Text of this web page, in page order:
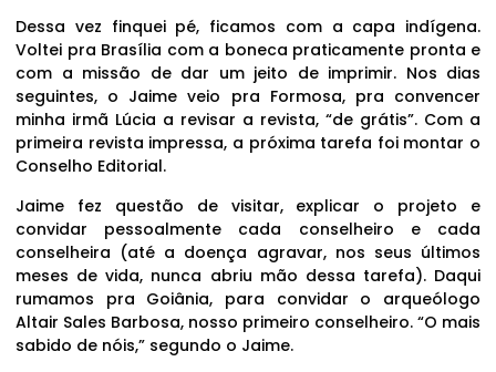
Dessa vez finquei pé, ficamos com a capa indígena.
Voltei pra Brasília com a boneca praticamente pronta e
com a missão de dar um jeito de imprimir. Nos dias
seguintes, o Jaime veio pra Formosa, pra convencer
minha irmã Lúcia a revisar a revista, “de grátis”. Com a
primeira revista impressa, a próxima tarefa foi montar o
Conselho Editorial.
Jaime fez questão de visitar, explicar o projeto e
convidar pessoalmente cada conselheiro e cada
conselheira (até a doença agravar, nos seus últimos
meses de vida, nunca abriu mão dessa tarefa). Daqui
rumamos pra Goiânia, para convidar o arqueólogo
Altair Sales Barbosa, nosso primeiro conselheiro. “O mais
sabido de nóis,” segundo o Jaime.